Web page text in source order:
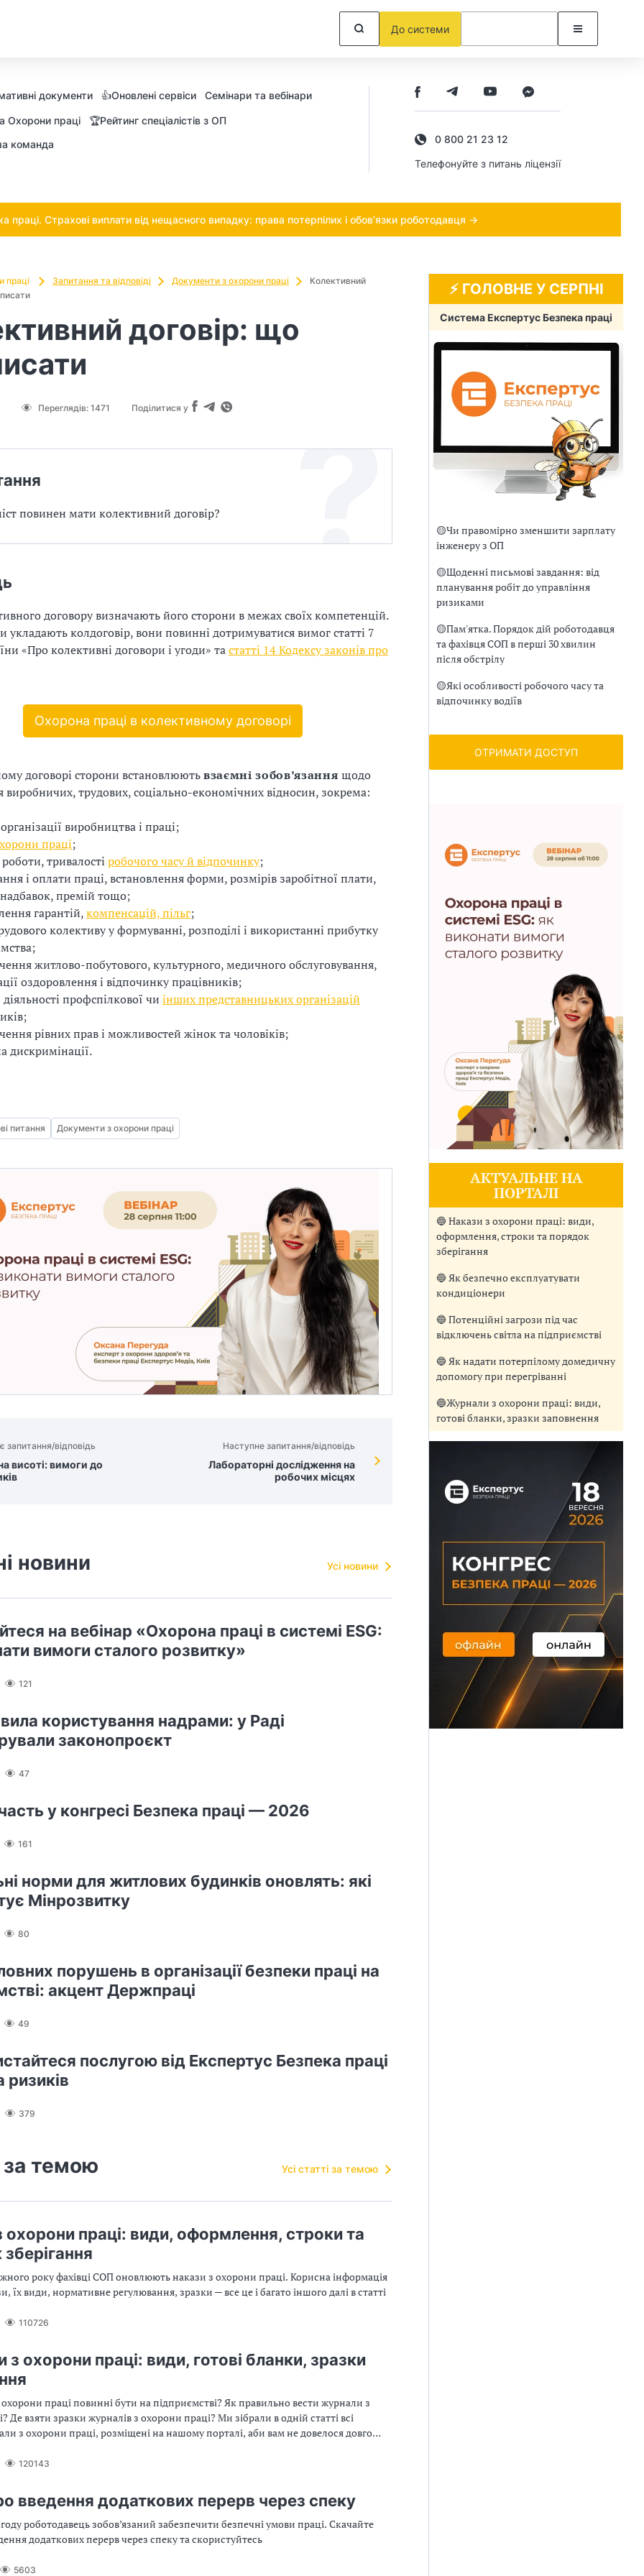
До системи
документи 👍Оновлені сервіси Семінари та вебінари
Охорони праці
🏆Рейтинг спеціалістів з ОП
команда
0 800 21 23 12
Телефонуйте з питань ліцензії
праці. Страхові виплати від нещасного випадку: права потерпілих і обов’язки роботодавця →
праці Запитання та відповіді Документи з охорони праці
Колективний
договір: що
Переглядів: 1471 Поділитися у
повинен мати колективний договір?
договору визначають його сторони в межах своїх компетенцій.
укладають колдоговір, вони повинні дотримуватися вимог статті 7
«Про колективні договори і угоди» тастатті 14 Кодексу законів про
Охорона праці в колективному договорі
договорі сторони встановлюютьвзаємні зобов’язання щодо
виробничих, трудових, соціально-економічних відносин, зокрема:
виробництва і праці;
праці;
тривалості робочого часу й відпочинку;
і оплати праці, встановлення форми, розмірів заробітної плати,
премій тощо;
гарантій,компенсацій, пільг;
колективу у формуванні, розподілі і використанні прибутку
житлово-побутового, культурного, медичного обслуговування,
оздоровлення і відпочинку працівників;
діяльності профспілкової чи інших представницьких організацій
рівних прав і можливостей жінок та чоловіків;
дискримінації.
питання Документи з охорони праці
запитання/відповідь
висоті: вимоги до
Наступне запитання/відповідь
Лабораторні дослідження на
робочих місцях
новини Усі новини
на вебінар «Охорона праці в системі ESG:
вимоги сталого розвитку»
121
користування надрами: у Раді
законопроєкт
47
у конгресі Безпека праці — 2026
161
норми для житлових будинків оновлять: які
Мінрозвитку
80
порушень в організації безпеки праці на
акцент Держпраці
49
послугою від Експертус Безпека праці
ризиків
379
за темою Усі статті за темою
охорони праці: види, оформлення, строки та
року фахівці СОП оновлюють накази з охорони праці. Корисна інформація
їх види, нормативне регулювання, зразки ─ все це і багато іншого далі в статті
110726
охорони праці: види, готові бланки, зразки
праці повинні бути на підприємстві? Як правильно вести журнали з
Де взяти зразки журналів з охорони праці? Ми зібрали в одній статті всі
з охорони праці, розміщені на нашому порталі, аби вам не довелося довго
120143
введення додаткових перерв через спеку
роботодавець зобов’язаний забезпечити безпечні умови праці. Скачайте
додаткових перерв через спеку та скористуйтесь
5603
⚡️ ГОЛОВНЕ У СЕРПНІ
Система Експертус Безпека праці
🟡Чи правомірно зменшити зарплату
інженеру з ОП
🟡Щоденні письмові завдання: від
планування робіт до управління
ризиками
🟡Пам'ятка. Порядок дій роботодавця
та фахівця СОП в перші 30 хвилин
після обстрілу
🟡Які особливості робочого часу та
відпочинку водіїв
ОТРИМАТИ ДОСТУП
АКТУАЛЬНЕ НА
ПОРТАЛІ
🔵 Накази з охорони праці: види,
оформлення, строки та порядок
зберігання
🔵 Як безпечно експлуатувати
кондиціонери
🔵 Потенційні загрози під час
відключень світла на підприємстві
🔵 Як надати потерпілому домедичну
допомогу при перегріванні
🔵Журнали з охорони праці: види,
готові бланки, зразки заповнення